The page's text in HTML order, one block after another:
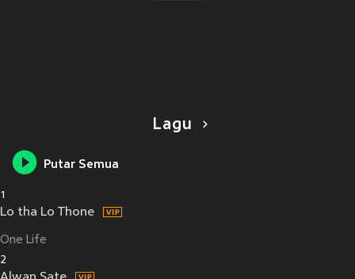
Lagu
Putar Semua
1
Lo tha Lo Thone
One Life
2